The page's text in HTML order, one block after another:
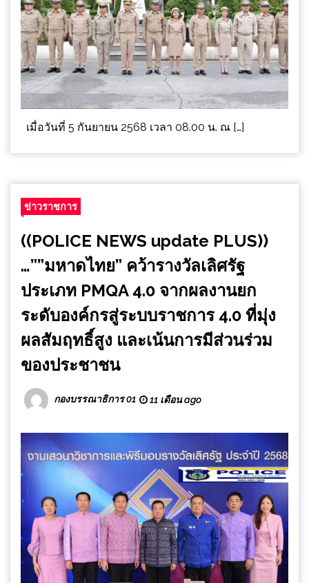
เมื่อวันที่ 5 กันยายน 2568 เวลา 08.00 น. ณ […]
ข่าวราชการ
((POLICE NEWS update PLUS))
…””มหาดไทย” คว้ารางวัลเลิศรัฐ
ประเภท PMQA 4.0 จากผลงานยก
ระดับองค์กรสู่ระบบราชการ 4.0 ที่มุ่ง
ผลสัมฤทธิ์สูง และเน้นการมีส่วนร่วม
ของประชาชน
กองบรรณาธิการ 01 11 เดือน ago